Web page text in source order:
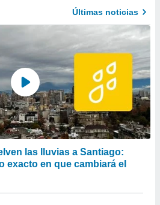
Últimas noticias
las lluvias a Santiago:
exacto en que cambiará el